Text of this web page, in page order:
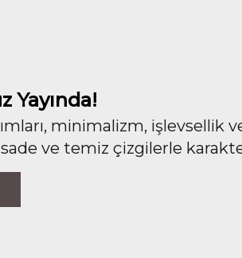
Yayında!
minimalizm, işlevsellik
ve temiz çizgilerle